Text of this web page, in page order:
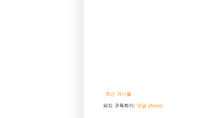
최근 게시물
피드 구독하기: 댓글 (Atom)